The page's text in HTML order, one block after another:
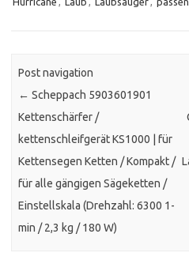
Post navigation
← Scheppach 5903601901
Kettenschärfer /
kettenschleifgerät KS1000 | für
Kettensegen Ketten / Kompakt /
für alle gängigen Sägeketten /
Einstellskala (Drehzahl: 6300 1-
min / 2,3 kg / 180 W)